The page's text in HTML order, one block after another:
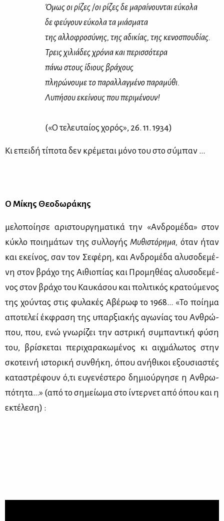
Όμως οι ρί­ζες /οι ρί­ζες δε μα­ραί­νου­νται εύ­κο­λα
δε φεύ­γουν εύ­κο­λα τα μιά­σμα­τα
της αλ­λο­φρο­σύ­νης, της αδι­κί­ας, της κε­νο­σπου­δί­ας.
Τρεις χι­λιά­δες χρό­νια και πε­ρισ­σό­τε­ρα
πά­νω στους ίδιους βρά­χους
πλη­ρώ­νου­με το πα­ραλ­λαγ­μέ­νο πα­ρα­μύ­θι.
Λυ­πή­σου εκεί­νους που πε­ρι­μέ­νουν!
(«Ο τε­λευ­ταί­ος χο­ρός», 26. 11. 1934)
Κι επει­δή τί­πο­τα δεν κρέ­με­ται μό­νο του στο σύ­μπαν …
Ο Μί­κης Θε­ο­δω­ρά­κης
με­λο­ποί­η­σε αρι­στουρ­γη­μα­τι­κά την «Αν­δρο­μέ­δα» στον
κύ­κλο ποι­η­μά­των της συλ­λο­γής Μυ­θι­στό­ρη­μα, όταν ήταν
και εκεί­νος, σαν τον Σε­φέ­ρη, και Αν­δρο­μέ­δα αλυ­σο­δε­μέ­
νη στον βρά­χο της Αι­θιο­πί­ας και Προ­μη­θέ­ας αλυ­σο­δε­μέ­
νος στον βρά­χο του Καυ­κά­σου και πο­λι­τι­κός κρα­τού­με­νος
της χού­ντας στις φυ­λα­κές Αβέ­ρωφ το 1968… «Το ποί­η­μα
απο­τε­λεί έκ­φρα­ση της υπαρ­ξια­κής αγω­νί­ας του Αν­θρώ­
που, που, ενώ γνω­ρί­ζει την αστρι­κή συ­μπα­ντι­κή φύ­ση
του, βρί­σκε­ται πε­ρι­χα­ρα­κω­μέ­νος κι αιχ­μά­λω­τος στην
σκο­τει­νή ιστο­ρι­κή συν­θή­κη, όπου ανή­θι­κοι εξου­σια­στές
κα­τα­στρέ­φουν ό,τι ευ­γε­νέ­στε­ρο δη­μιούρ­γη­σε η Αν­θρω­
πό­τη­τα...» (από το ση­μεί­ω­μα στο ίντερ­νετ από όπου και η
εκτέ­λε­ση) :